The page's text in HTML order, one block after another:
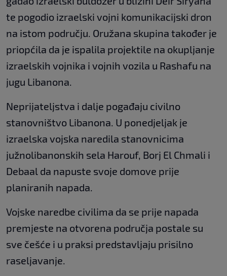
te pogodio izraelski vojni komunikacijski dron
na istom području. Oružana skupina također je
priopćila da je ispalila projektile na okupljanje
izraelskih vojnika i vojnih vozila u Rashafu na
jugu Libanona.
Neprijateljstva i dalje pogađaju civilno
stanovništvo Libanona. U ponedjeljak je
izraelska vojska naredila stanovnicima
južnolibanonskih sela Harouf, Borj El Chmali i
Debaal da napuste svoje domove prije
planiranih napada.
Vojske naredbe civilima da se prije napada
premjeste na otvorena područja postale su
sve češće i u praksi predstavljaju prisilno
raseljavanje.